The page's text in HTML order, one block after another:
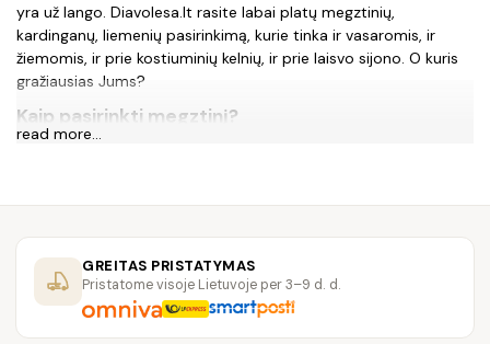
yra už lango. Diavolesa.lt rasite labai platų megztinių,
kardinganų, liemenių pasirinkimą, kurie tinka ir vasaromis, ir
žiemomis, ir prie kostiuminių kelnių, ir prie laisvo sijono. O kuris
gražiausias Jums?
Kaip pasirinkti megztinį?
smulkmenas, kurios gali kiek supaprastinti bei pagreitinti
paieškas. Pateiksime juos žemiau.
Ilgis.
read more...
GREITAS PRISTATYMAS
Pristatome visoje Lietuvoje per 3–9 d. d.